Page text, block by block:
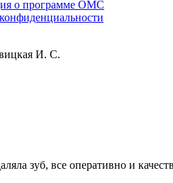
о программе ОМС
И. С.
зуб, все оперативно и